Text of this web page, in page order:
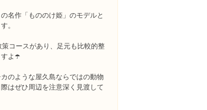
名作「もののけ姫」のモデルと
。
コースがあり、足元も比較的整
すよ☂️
のような屋久島ならではの動物
はぜひ周辺を注意深く見渡して